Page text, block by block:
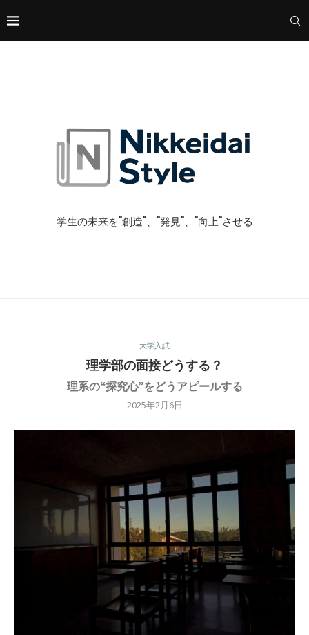
学生の未来を"創造"、"発見"、"向上"させる
大学入試
理学部の面接どうする？
理系の“探究心”をどうアピールする
2025年2月6日